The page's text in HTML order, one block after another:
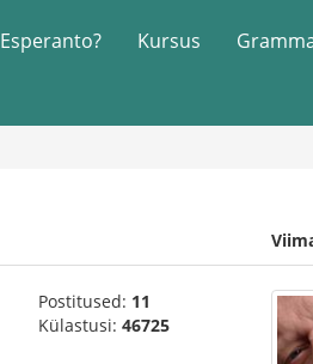
Esperanto? Kursus
Postitused: 11
Külastusi: 46725